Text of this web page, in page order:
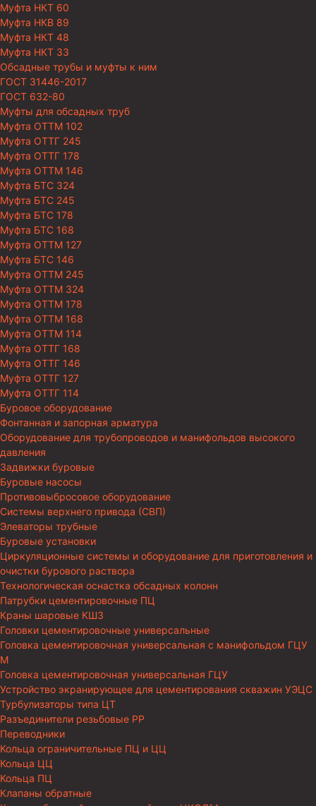
Муфта НКТ 60
Муфта НКВ 89
Муфта НКТ 48
Муфта НКТ 33
Обсадные трубы и муфты к ним
ГОСТ 31446-2017
ГОСТ 632-80
Муфты для обсадных труб
Муфта ОТТМ 102
Муфта ОТТГ 245
Муфта ОТТГ 178
Муфта ОТТМ 146
Муфта БТС 324
Муфта БТС 245
Муфта БТС 178
Муфта БТС 168
Муфта ОТТМ 127
Муфта БТС 146
Муфта ОТТМ 245
Муфта ОТТМ 324
Муфта ОТТМ 178
Муфта ОТТМ 168
Муфта ОТТМ 114
Муфта ОТТГ 168
Муфта ОТТГ 146
Муфта ОТТГ 127
Муфта ОТТГ 114
Буровое оборудование
Фонтанная и запорная арматура
Оборудование для трубопроводов и манифольдов высокого
давления
Задвижки буровые
Буровые насосы
Противовыбросовое оборудование
Системы верхнего привода (СВП)
Элеваторы трубные
Буровые установки
Циркуляционные системы и оборудование для приготовления и
очистки бурового раствора
Технологическая оснастка обсадных колонн
Патрубки цементировочные ПЦ
Краны шаровые КШЗ
Головки цементировочные универсальные
Головка цементировочная универсальная с манифольдом ГЦУ
М
Головка цементировочная универсальная ГЦУ
Устройство экранирующее для цементирования скважин УЭЦС
Турбулизаторы типа ЦТ
Разъединители резьбовые РР
Переводники
Кольца ограничительные ПЦ и ЦЦ
Кольца ЦЦ
Кольца ПЦ
Клапаны обратные